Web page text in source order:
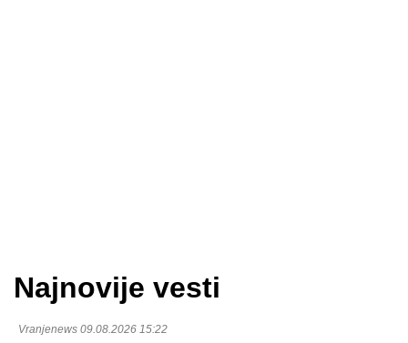
Najnovije vesti
Vranjenews 09.08.2026 15:22